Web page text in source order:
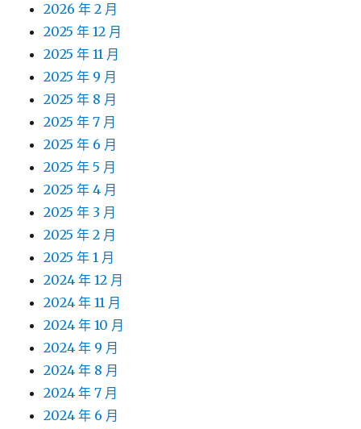
2026 年 2 月
2025 年 12 月
2025 年 11 月
2025 年 9 月
2025 年 8 月
2025 年 7 月
2025 年 6 月
2025 年 5 月
2025 年 4 月
2025 年 3 月
2025 年 2 月
2025 年 1 月
2024 年 12 月
2024 年 11 月
2024 年 10 月
2024 年 9 月
2024 年 8 月
2024 年 7 月
2024 年 6 月